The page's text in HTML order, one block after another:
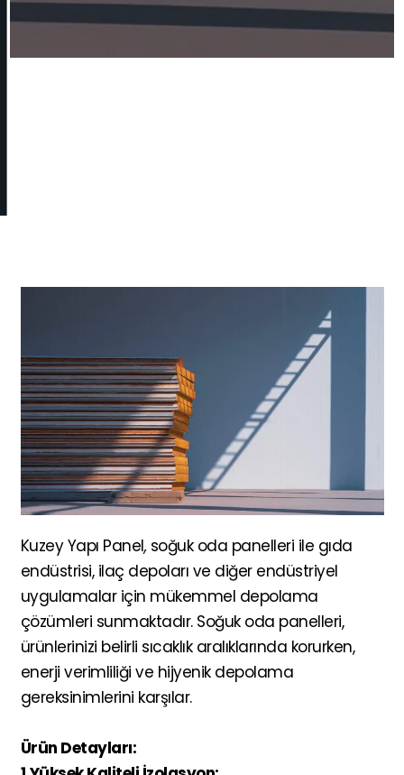
Kuzey Yapı Panel,soğuk oda panelleri ile gıda
endüstrisi, ilaç depoları ve diğer endüstriyel
uygulamalar için mükemmel depolama
çözümleri sunmaktadır. Soğuk oda panelleri,
ürünlerinizi belirli sıcaklık aralıklarında korurken,
enerji verimliliği ve hijyenik depolama
gereksinimlerini karşılar.
Ürün Detayları: